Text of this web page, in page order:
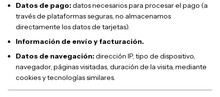
Datos de pago:datos necesarios para procesar el pago (a
través de plataformas seguras, no almacenamos
directamente los datos de tarjetas).
Información de envío y facturación.
Datos de navegación:dirección IP, tipo de dispositivo,
navegador, páginas visitadas, duración de la visita, mediante
cookies y tecnologías similares.